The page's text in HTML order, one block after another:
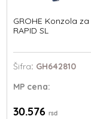
GROHE Konzola
RAPID SL
Šifra: GH642810
MP cena:
30.576rsd